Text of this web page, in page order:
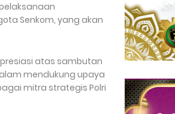
Senkom, yang akan
atas sambutan
mendukung upaya
mitra strategis Polri